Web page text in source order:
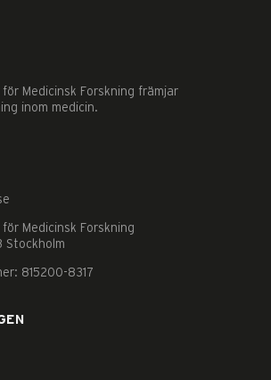
Medicinsk Forskning främjar
inom medicin.
Medicinsk Forskning
Stockholm
815200-8317